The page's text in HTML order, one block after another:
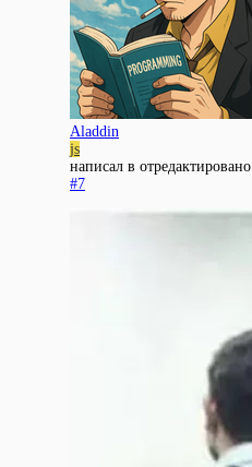
Aladdin
js
написал в отредактировано
#7